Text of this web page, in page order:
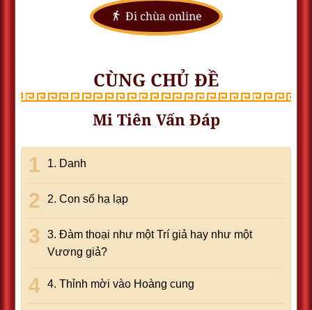
Đi chùa online
CÙNG CHỦ ĐỀ
Mi Tiên Vấn Đáp
1. Danh
2. Con số hạ lạp
3. Đàm thoại như một Trí giả hay như một
Vương giả?
4. Thỉnh mời vào Hoàng cung